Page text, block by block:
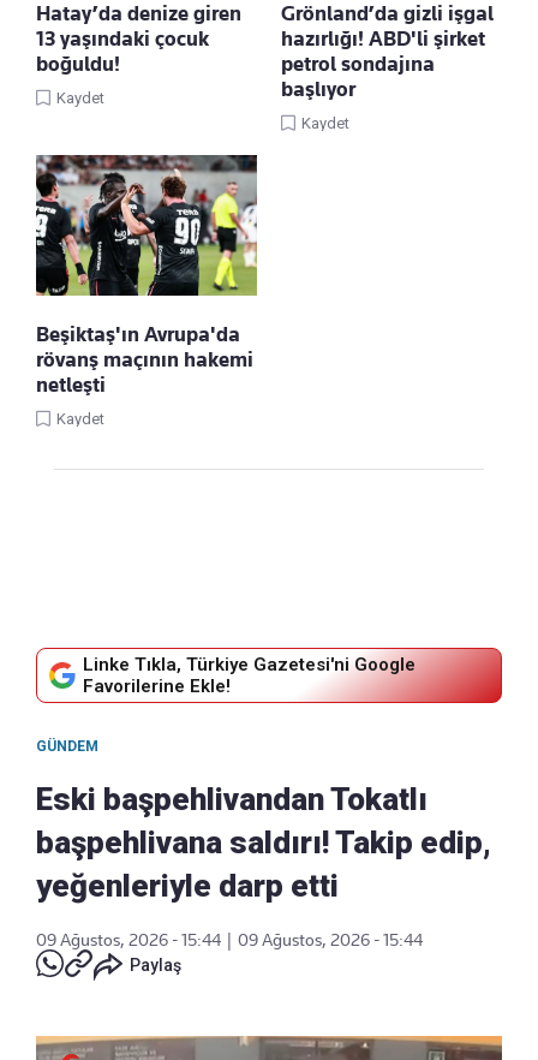
Hatay’da denize giren
13 yaşındaki çocuk
boğuldu!
Kaydet
Grönland’da gizli işgal
hazırlığı! ABD'li şirket
petrol sondajına
başlıyor
Kaydet
Beşiktaş'ın Avrupa'da
rövanş maçının hakemi
netleşti
Kaydet
Linke Tıkla, Türkiye Gazetesi'ni Google
Favorilerine Ekle!
GÜNDEM
Eski başpehlivandan Tokatlı
başpehlivana saldırı! Takip edip,
yeğenleriyle darp etti
09 Ağustos, 2026 - 15:44
09 Ağustos, 2026 - 15:44
Paylaş